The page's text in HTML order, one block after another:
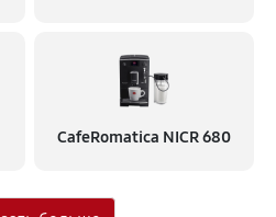
CafeRomatica NICR 680